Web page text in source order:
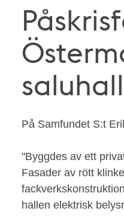
På Samfundet S:t
"Byggdes av ett
Fasader av rött
hallen elektrisk